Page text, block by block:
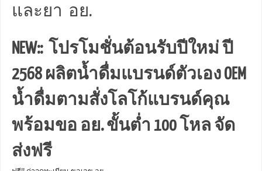
และยา อย.
NEW:: โปรโมชั่นต้อนรับปีใหม่ ปี
2568 ผลิตน้ำดื่มแบรนด์ตัวเอง OEM
น้ำดื่มตามสั่งโลโก้แบรนด์คุณ
พร้อมขอ อย. ขั้นต่ำ 100 โหล จัด
ส่งฟรี